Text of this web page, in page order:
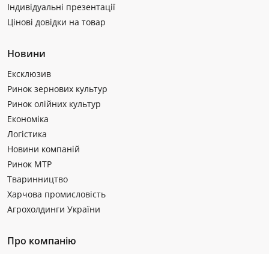
Індивідуальні презентації
Цінові довідки на товар
Новини
Ексклюзив
Ринок зернових культур
Ринок олійних культур
Економіка
Логістика
Новини компаній
Ринок МТР
Тваринництво
Харчова промисловість
Агрохолдинги України
Про компанію